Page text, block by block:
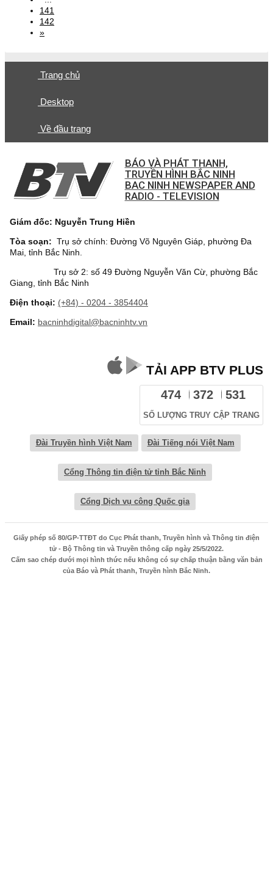
141
142
»
Trang chủ
Desktop
Về đầu trang
BÁO VÀ PHÁT THANH,
TRUYỀN HÌNH BẮC NINH
BAC NINH NEWSPAPER AND
RADIO - TELEVISION
Giám đốc: Nguyễn Trung Hiền
Tòa soạn: Trụ sở chính: Đường Võ Nguyên Giáp, phường Đa
Mai, tỉnh Bắc Ninh.
Trụ sở 2: số 49 Đường Nguyễn Văn Cừ, phường Bắc
Giang, tỉnh Bắc Ninh
Điện thoại: (+84) - 0204 - 3854404
Email: bacninhdigital@bacninhtv.vn
TẢI APP BTV PLUS
474 372 531
SỐ LƯỢNG TRUY CẬP TRANG
Đài Truyền hình Việt Nam Đài Tiếng nói Việt Nam
Cổng Thông tin điện tử tỉnh Bắc Ninh
Cổng Dịch vụ công Quốc gia
Giấy phép số 80/GP-TTĐT do Cục Phát thanh, Truyền hình và Thông tin điện
tử - Bộ Thông tin và Truyền thông cấp ngày 25/5/2022.
Cấm sao chép dưới mọi hình thức nếu không có sự chấp thuận bằng văn bản
của Báo và Phát thanh, Truyền hình Bắc Ninh.